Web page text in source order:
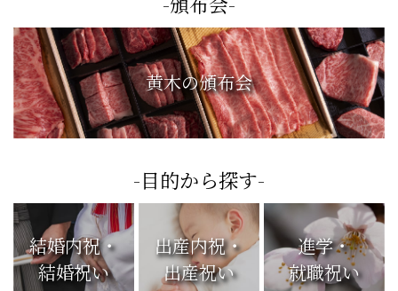
黄木の頒布会
-目的から探す-
結婚内祝・
結婚祝い
出産内祝・
出産祝い
進学・
就職祝い